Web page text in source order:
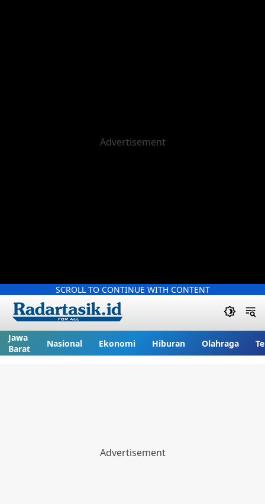
SCROLL TO CONTINUE WITH CONTENT
Jawa
Barat
Nasional Ekonomi Hiburan Olahraga